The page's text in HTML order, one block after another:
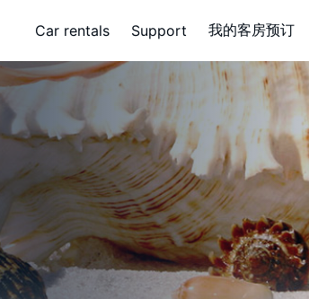
Car rentals Support 我的客房预订